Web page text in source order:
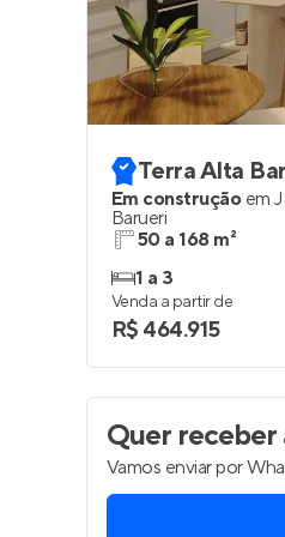
Terra Alta
Em construção em
Barueri
50 a 168 m²
1 a 3
Venda a partir de
R$ 464.915
Quer receber
Vamos enviar por